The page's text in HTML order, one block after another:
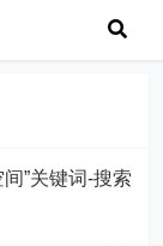
”关键词-搜索